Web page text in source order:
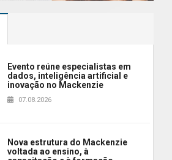
Evento reúne especialistas em
dados, inteligência artificial e
inovação no Mackenzie
07.08.2026
Nova estrutura do Mackenzie
voltada ao ensino, à